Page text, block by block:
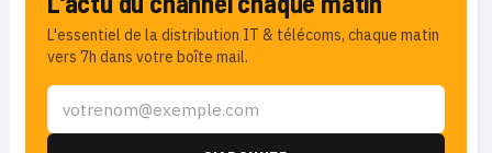
L'essentiel de la distribution IT & télécoms, chaque matin
vers 7h dans votre boîte mail.